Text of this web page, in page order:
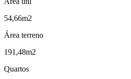
54,66m2
Área terreno
191,48m2
Quartos